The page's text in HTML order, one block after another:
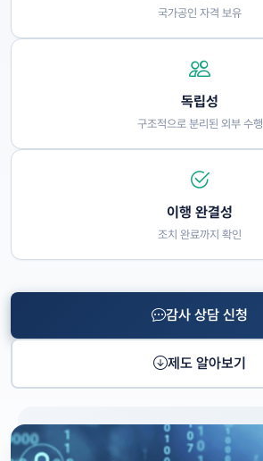
국가공인 자격 보유
독립성
구조적으로 분리된 외부 수행
이행 완결성
조치 완료까지 확인
감사 상담 신청
제도 알아보기